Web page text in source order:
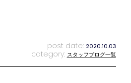
post date: 2020.10.03
category: スタッフブログ一覧